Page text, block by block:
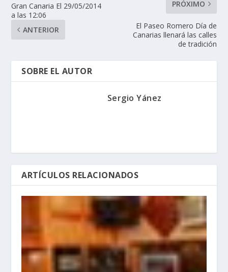
Gran Canaria El 29/05/2014
a las 12:06
ANTERIOR
PRÓXIMO
El Paseo Romero Día de
Canarias llenará las calles
de tradición
SOBRE EL AUTOR
Sergio Yánez
ARTÍCULOS RELACIONADOS